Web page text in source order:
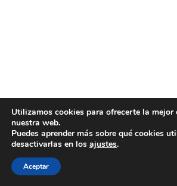
Utilizamos cookies para ofrecerte la mejor
nuestra web.
Puedes aprender más sobre qué cookies
desactivarlas en los ajustes.
Aceptar